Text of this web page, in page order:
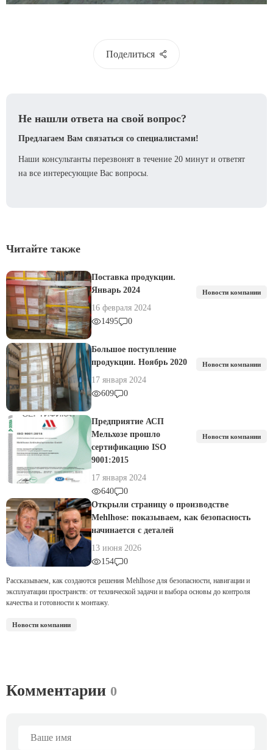
Поделиться
Не нашли ответа на свой вопрос?
Предлагаем Вам связаться со специалистами!
Наши консультанты перезвонят в течение 20 минут и ответят
на все интересующие Вас вопросы.
Читайте также
Поставка продукции.
Январь 2024
16 февраля 2024
1495
0
Новости компании
Большое поступление
продукции. Ноябрь 2020
17 января 2024
609
0
Новости компании
Предприятие АСП
Мельхозе прошло
сертификацию ISO
9001:2015
17 января 2024
640
0
Новости компании
Открыли страницу о производстве
Mehlhose: показываем, как безопасность
начинается с деталей
13 июня 2026
154
0
Рассказываем, как создаются решения Mehlhose для безопасности, навигации и
эксплуатации пространств: от технической задачи и выбора основы до контроля
качества и готовности к монтажу.
Новости компании
Комментарии 0